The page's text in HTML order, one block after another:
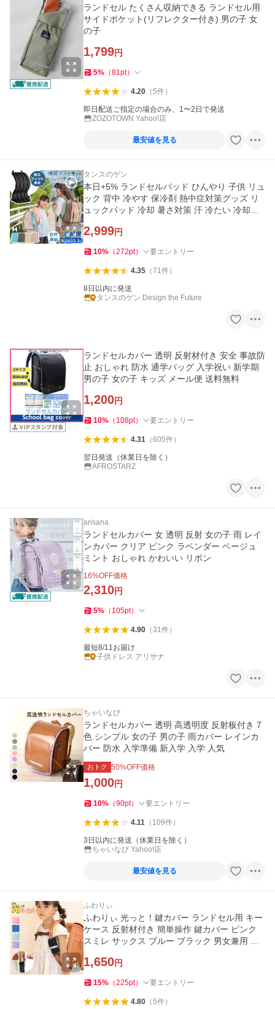
ランドセル たくさん収納できる ランドセル用
サイドポケット(リフレクター付き) 男の子 女
の子
1,799円
5% （81pt）
4.20（5件）
即日配送ご指定の場合のみ、1〜2日で発送
ZOZOTOWN Yahoo!店
最安値を見る
タンスのゲン
本日+5% ランドセルパッド ひんやり 子供 リュ
ック 背中 冷やす 保冷剤 熱中症対策グッズ リ
ュックパッド 冷却 暑さ対策 汗 冷たい 冷却パ
2,999円
10% （272pt） 要エントリー
4.35（71件）
8日以内に発送
タンスのゲン Design the Future
ランドセルカバー 透明 反射材付き 安全 事故防
止 おしゃれ 防水 通学バッグ 入学祝い 新学期
男の子 女の子 キッズ メール便 送料無料
1,200円
10% （ 108pt） 要エントリー
4.31（605件）
翌日発送（休業日を除く）
AFROSTARZ
arisana
ランドセルカバー 女 透明 反射 女の子 雨 レイ
ンカバー クリア ピンク ラベンダー ベージュ
ミント おしゃれ かわいい リボン
16%OFF価格
2,310円
5% （ 105pt）
4.90（31件）
最短8/11お届け
子供ドレス アリサナ
ちゃいなび
ランドセルカバー 透明 高透明度 反射板付き 7
色 シンプル 女の子 男の子 雨カバー レインカ
バー 防水 入学準備 新入学 入学 人気
おトク 50%OFF価格
1,000円
10% （90pt） 要エントリー
4.11（ 109件）
3日以内に発送（休業日を除く）
ちゃいなび Yahoo!店
最安値を見る
ふわりぃ
ふわりぃ 光っと！鍵カバー ランドセル用 キー
ケース 反射材付き 簡単操作 鍵カバー ピンク
スミレ サックス ブルー ブラック 男女兼用 リ
1,650円
15% （225pt） 要エントリー
4.80（5件）